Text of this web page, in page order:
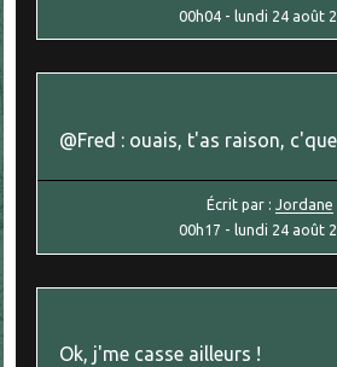
00h04- lundi 24 août
@Fred : ouais, t'as raison,
Écrit par :Jordane
00h17 - lundi 24 août
Ok, j'me casse ailleurs !